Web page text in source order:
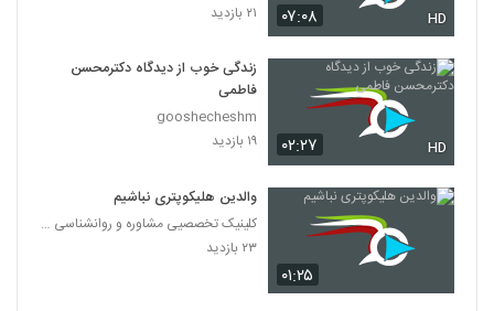
۰۷:۰۸ HD
۲۱ بازدید
۰۲:۲۷ HD
زندگی خوب از دیدگاه دکترمحسن
فاطمی
gooshecheshm
۱۹ بازدید
۰۱:۲۵
والدین هلیکوپتری نباشیم
کلینیک تخصصیی مشاوره و روانشناسی خانواده ایرانی
۲۳ بازدید